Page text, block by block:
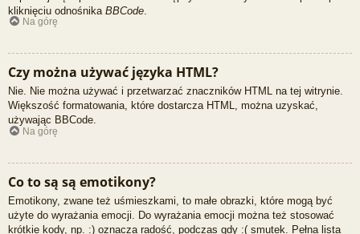
kliknięciu odnośnika BBCode
Na górę
Czy można używać języka HTML?
Nie. Nie można używać i przetwarzać znaczników HTML na tej witrynie.
Większość formatowania, które dostarcza HTML, można uzyskać,
używając BBCode.
Na górę
Co to są są emotikony?
Emotikony, zwane też uśmieszkami, to małe obrazki, które mogą być
użyte do wyrażania emocji. Do wyrażania emocji można też stosować
krótkie kody, np. :) oznacza radość, podczas gdy :( smutek. Pełna lista